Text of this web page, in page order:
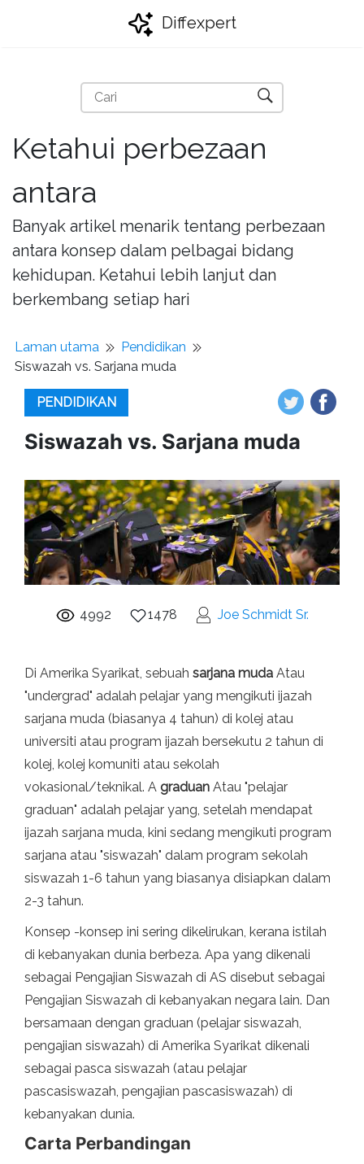
Diffexpert
Ketahui perbezaan
antara
Banyak artikel menarik tentang perbezaan
antara konsep dalam pelbagai bidang
kehidupan. Ketahui lebih lanjut dan
berkembang setiap hari
Laman utama
Pendidikan
Siswazah vs. Sarjana muda
PENDIDIKAN
Siswazah vs. Sarjana muda
4992 1478 Joe Schmidt Sr.
Di Amerika Syarikat, sebuah sarjana muda Atau
"undergrad" adalah pelajar yang mengikuti ijazah
sarjana muda (biasanya 4 tahun) di kolej atau
universiti atau program ijazah bersekutu 2 tahun di
kolej, kolej komuniti atau sekolah
vokasional/teknikal. A graduan Atau "pelajar
graduan" adalah pelajar yang, setelah mendapat
ijazah sarjana muda, kini sedang mengikuti program
sarjana atau "siswazah" dalam program sekolah
siswazah 1-6 tahun yang biasanya disiapkan dalam
2-3 tahun.
Konsep -konsep ini sering dikelirukan, kerana istilah
di kebanyakan dunia berbeza. Apa yang dikenali
sebagai Pengajian Siswazah di AS disebut sebagai
Pengajian Siswazah di kebanyakan negara lain. Dan
bersamaan dengan graduan (pelajar siswazah,
pengajian siswazah) di Amerika Syarikat dikenali
sebagai pasca siswazah (atau pelajar
pascasiswazah, pengajian pascasiswazah) di
kebanyakan dunia.
Carta Perbandingan